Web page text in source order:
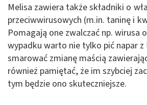
Melisa zawiera także składniki o
przeciwwirusowych (m.in. taninę i
Pomagają one zwalczać np. wirusa
wypadku warto nie tylko pić napar
smarować zmianę maścią
również pamiętać, że im szybciej
tym będzie ono skuteczniejsze.